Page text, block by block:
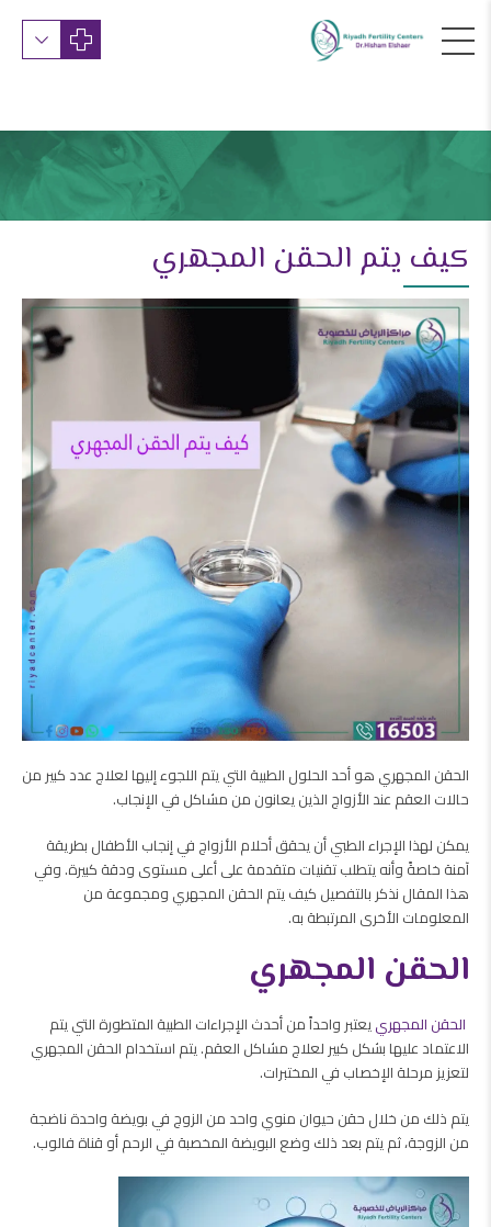
كيف يتم الحقن المجهري
الحقن المجهري هو أحد الحلول الطبية التي يتم اللجوء إليها لعلاج عدد كبير من
حالات العقم عند الأزواج الذين يعانون من مشاكل في الإنجاب.
يمكن لهذا الإجراء الطبي أن يحقق أحلام الأزواج في إنجاب الأطفال بطريقة
آمنة خاصةً وأنه يتطلب تقنيات متقدمة على أعلى مستوى ودقة كبيرة. وفي
هذا المقال نذكر بالتفصيل كيف يتم الحقن المجهري ومجموعة من
المعلومات الأخرى المرتبطة به.
الحقن المجهري
الحقن المجهرييعتبر واحداً من أحدث الإجراءات الطبية المتطورة التي يتم
الاعتماد عليها بشكل كبير لعلاج مشاكل العقم. يتم استخدام الحقن المجهري
لتعزيز مرحلة الإخصاب في المختبرات.
يتم ذلك من خلال حقن حيوان منوي واحد من الزوج في بويضة واحدة ناضجة
من الزوجة، ثم يتم بعد ذلك وضع البويضة المخصبة في الرحم أو قناة فالوب.